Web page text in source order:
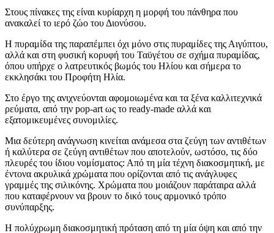
Στους πίνακες της είναι κυρίαρχη η μορφή του πάνθηρα που
ανακαλεί το ιερό ζώο του Διονύσου.
Η πυραμίδα της παραπέμπει όχι μόνο στις πυραμίδες της Αιγύπτου,
αλλά και στη φυσική κορυφή του Ταϋγέτου σε σχήμα πυραμίδας,
όπου υπήρχε ο λατρευτικός βωμός του Ηλίου και σήμερα το
εκκλησάκι του Προφήτη Ηλία.
Στο έργο της ανιχνεύονται αφομοιωμένα και τα ξένα καλλιτεχνικά
ρεύματα, από την pop-art ως το ready-made αλλά και
εξατομικευμένες συνομιλίες.
Μια δεύτερη ανάγνωση κινείται ανάμεσα στα ζεύγη των αντιθέτων
ή καλύτερα σε ζεύγη αντιθέτων που αποτελούν, ωστόσο, τις δύο
πλευρές του ίδιου νομίσματος: Από τη μία τέχνη διακοσμητική, με
έντονα ακρυλικά χρώματα που ορίζονται από τις ανάγλυφες
γραμμές της σιλικόνης. Χρώματα που μοιάζουν παράταιρα αλλά
που καταφέρνουν να βρουν το δικό τους αρμονικό τρόπο
συνύπαρξης.
Η πολύχρωμη διακοσμητική πρόταση από τη μία όψη και από την